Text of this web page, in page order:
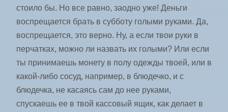
стоило бы. Но все равно, заодно уже! Деньги
воспрещается брать в субботу голыми руками. Да,
воспрещается, это верно. Ну, а если твои руки в
перчатках, можно ли назвать их голыми? Или если
ты принимаешь монету в полу одежды твоей, или в
какой-либо сосуд, например, в блюдечко, и с
блюдечка, не касаясь сам до нее руками,
спускаешь ее в твой кассовый ящик, как делает в